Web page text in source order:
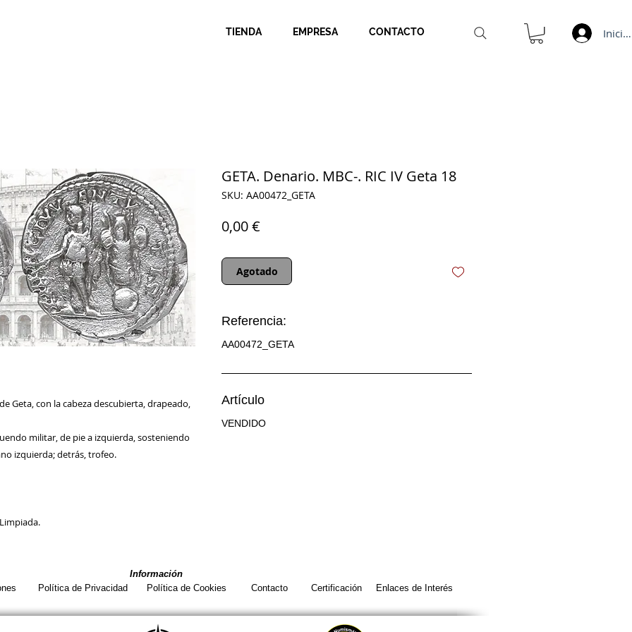
TIENDA EMPRESA CONTACTO
de Geta, con la cabeza descubierta, drapeado,
militar, de pie a izquierda, sosteniendo
izquierda; detrás, trofeo.
GETA. Denario. MBC-. RIC IV Geta 18
SKU: AA00472_GETA
0,00 €
Agotado
Referencia:
AA00472_GETA
Artículo
VENDIDO
Información
Política de Privacidad Política de Cookies Contacto Certificación Enlaces de Interés